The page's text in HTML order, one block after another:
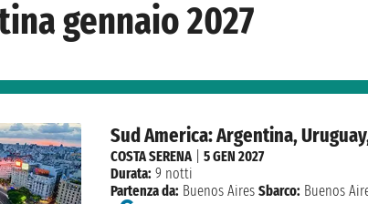
gennaio 2027
Sud America: Argentina,
COSTA SERENA|5 GEN 2027
Durata: 9 notti
Partenza da: Buenos Aires Sbarco: Buenos